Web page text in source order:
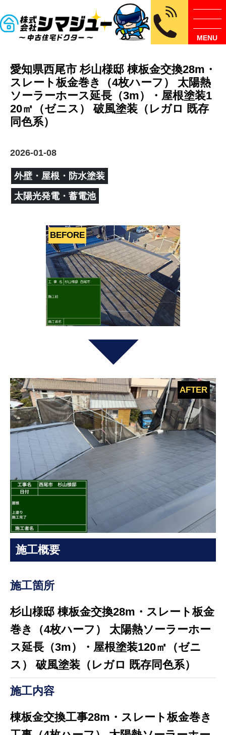
MENU
愛知県西尾市 杉山様邸 棟板金交換28m・
スレート板金巻き（4枚ハーフ） 太陽熱
ソーラーホース延長（3m）・屋根塗装1
20㎡（ゼニス） 破風塗装（レガロ 既存
同色系）
2026-01-08
外壁・屋根・防水塗装
太陽光発電・蓄電池
施工概要
施工箇所
杉山様邸 棟板金交換28m・スレート板金
巻き（4枚ハーフ） 太陽熱ソーラーホー
ス延長（3m）・屋根塗装120㎡（ゼニ
ス） 破風塗装（レガロ 既存同色系）
施工内容
棟板金交換工事28m・スレート板金巻き